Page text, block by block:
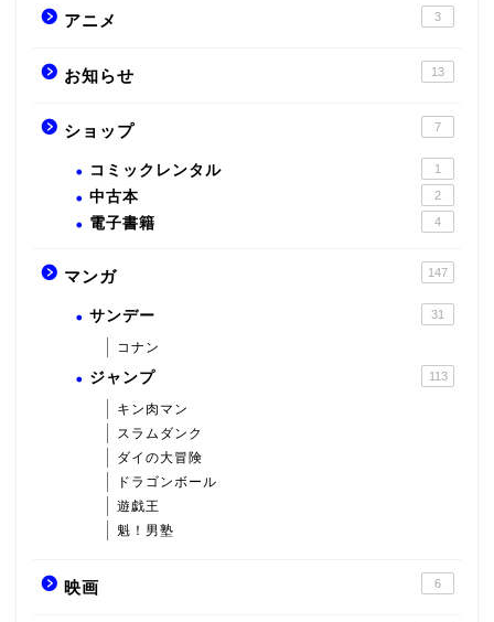
アニメ 3
お知らせ 13
ショップ 7
コミックレンタル 1
中古本 2
電子書籍 4
マンガ 147
サンデー 31
コナン
ジャンプ 113
キン肉マン
スラムダンク
ダイの大冒険
ドラゴンボール
遊戯王
魁！男塾
映画 6